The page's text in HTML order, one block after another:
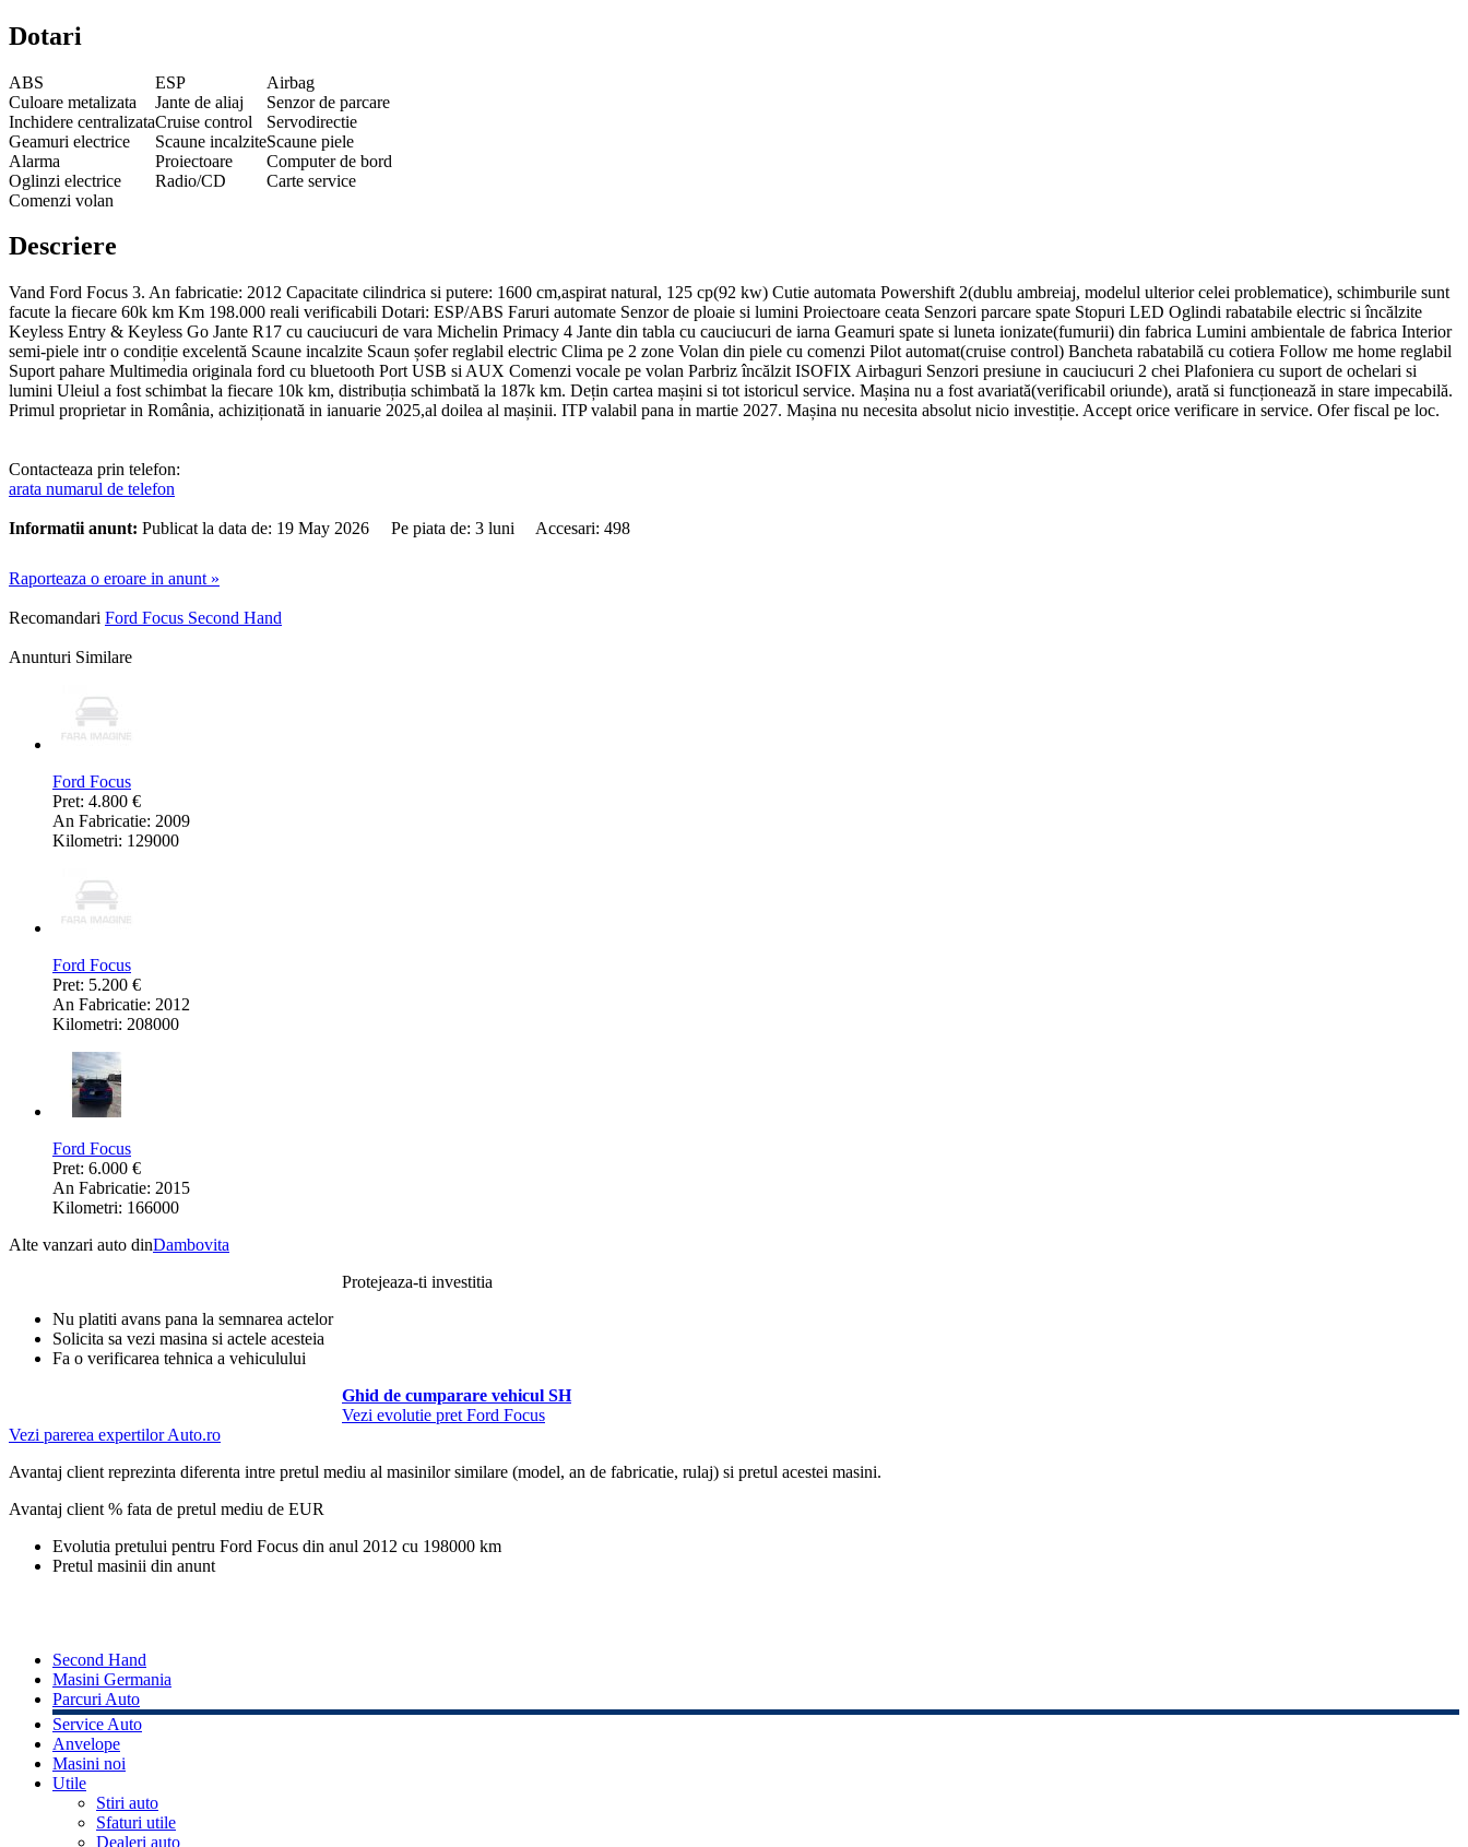
Dotari
ABS ESP
Airbag
Culoare metalizata
Jante de aliaj
Senzor de parcare
Inchidere centralizataCruise control
Servodirectie
Geamuri electrice
Scaune incalziteScaune piele
Alarma
Proiectoare
Computer de bord
Oglinzi electrice
Radio/CD
Carte service
Comenzi volan
Descriere
Vand Ford Focus 3. An fabricatie: 2012 Capacitate cilindrica si putere: 1600 cm,aspirat natural, 125 cp(92 kw) Cutie automata Powershift 2(dublu ambreiaj, modelul ulterior celei problematice), schimburile sunt
facute la fiecare 60k km Km 198.000 reali verificabili Dotari: ESP/ABS Faruri automate Senzor de ploaie si lumini Proiectoare ceata Senzori parcare spate Stopuri LED Oglindi rabatabile electric si încălzite
Keyless Entry & Keyless Go Jante R17 cu cauciucuri de vara Michelin Primacy 4 Jante din tabla cu cauciucuri de iarna Geamuri spate si luneta ionizate(fumurii) din fabrica Lumini ambientale de fabrica Interior
semi-piele intr o condiție excelentă Scaune incalzite Scaun șofer reglabil electric Clima pe 2 zone Volan din piele cu comenzi Pilot automat(cruise control) Bancheta rabatabilă cu cotiera Follow me home reglabil
Suport pahare Multimedia originala ford cu bluetooth Port USB si AUX Comenzi vocale pe volan Parbriz încălzit ISOFIX Airbaguri Senzori presiune in cauciucuri 2 chei Plafoniera cu suport de ochelari si
lumini Uleiul a fost schimbat la fiecare 10k km, distribuția schimbată la 187k km. Dețin cartea mașini si tot istoricul service. Mașina nu a fost avariată(verificabil oriunde), arată si funcționează in stare impecabilă.
Primul proprietar in România, achiziționată in ianuarie 2025,al doilea al mașinii. ITP valabil pana in martie 2027. Mașina nu necesita absolut nicio investiție. Accept orice verificare in service. Ofer fiscal pe loc.
Contacteaza prin telefon:
arata numarul de telefon
Informatii anunt: Publicat la data de: 19 May 2026 Pe piata de: 3 luni Accesari: 498
Raporteaza o eroare in anunt »
Recomandari Ford Focus Second Hand
Anunturi Similare
Ford Focus
Pret: 4.800 €
An Fabricatie: 2009
Kilometri: 129000
Ford Focus
Pret: 5.200 €
An Fabricatie: 2012
Kilometri: 208000
Ford Focus
Pret: 6.000 €
An Fabricatie: 2015
Kilometri: 166000
Alte vanzari auto dinDambovita
Protejeaza-ti investitia
Nu platiti avans pana la semnarea actelor
Solicita sa vezi masina si actele acesteia
Fa o verificarea tehnica a vehiculului
Ghid de cumparare vehicul SH
Vezi evolutie pret Ford Focus
Vezi parerea expertilor Auto.ro
Avantaj client reprezinta diferenta intre pretul mediu al masinilor similare (model, an de fabricatie, rulaj) si pretul acestei masini.
Avantaj client % fata de pretul mediu de EUR
Evolutia pretului pentru Ford Focus din anul 2012 cu 198000 km
Pretul masinii din anunt
Second Hand
Masini Germania
Parcuri Auto
Service Auto
Anvelope
Masini noi
Utile
Stiri auto
Sfaturi utile
Dealeri auto